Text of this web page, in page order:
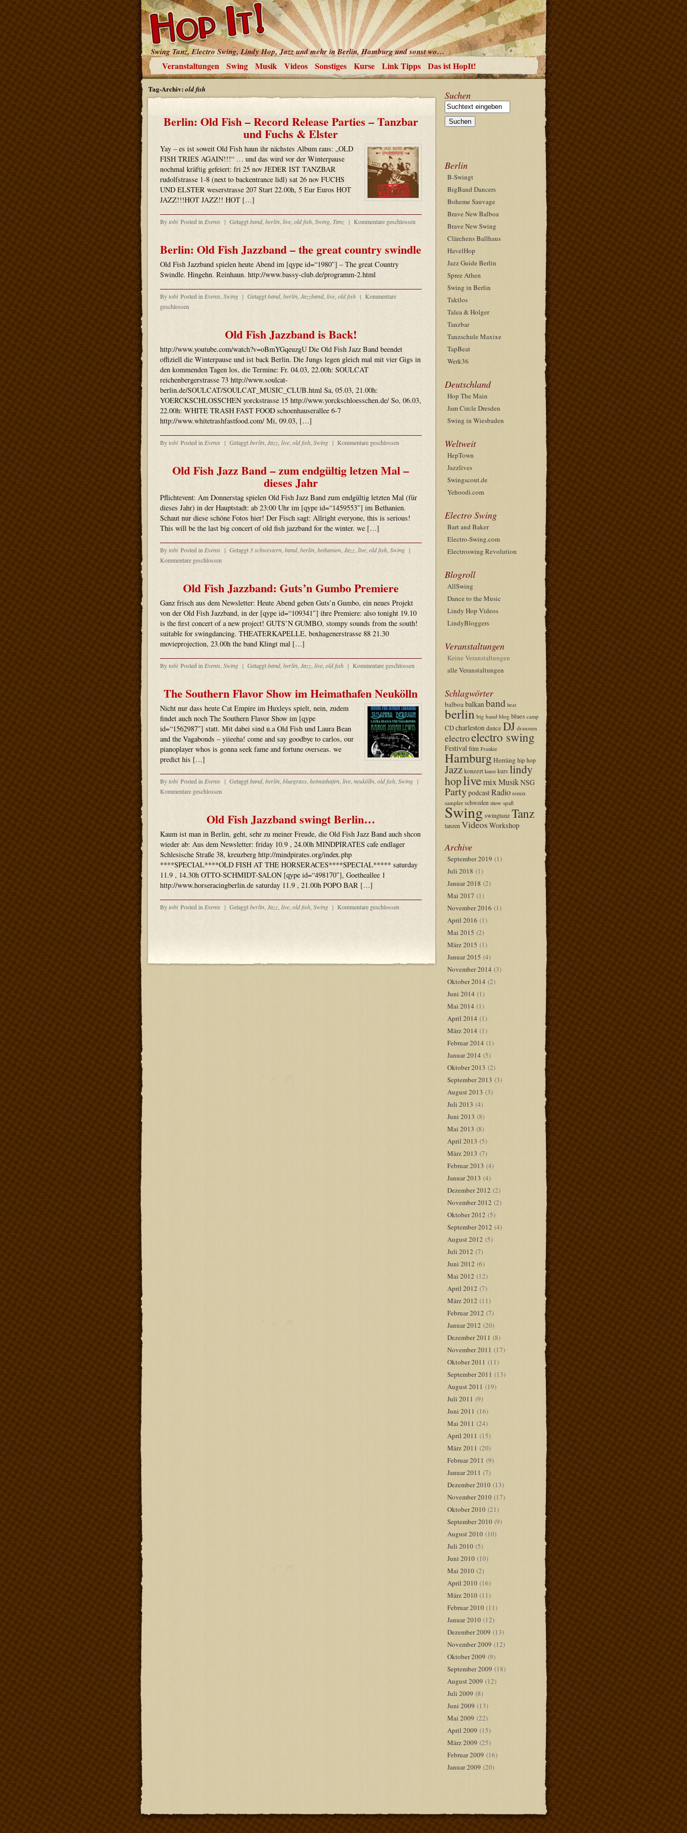
Swing Tanz, Electro Swing, Lindy Hop, Jazz und mehr in Berlin, Hamburg und sonst wo…
Veranstaltungen Swing Musik Videos Sonstiges Kurse Link Tipps Das ist HopIt!
Tag-Archiv:old fish
Berlin: Old Fish – Record Release Parties – Tanzbar
und Fuchs & Elster
Yay – es ist soweit Old Fish haun ihr nächstes Album raus: „OLD
FISH TRIES AGAIN!!!“ … und das wird vor der Winterpause
nochmal kräftig gefeiert: fri 25 nov JEDER IST TANZBAR
rudolfstrasse 1-8 (next to backentrance lidl) sat 26 nov FUCHS
UND ELSTER weserstrasse 207 Start 22.00h, 5 Eur Euros HOT
JAZZ!!!HOT JAZZ!! HOT […]
Bytobi Posted in Events | Getaggtband, berlin, live, old fish, Swing, Tanz | Kommentare geschlossen
Berlin: Old Fish Jazzband – the great country swindle
Old Fish Jazzband spielen heute Abend im [qype id=“1980″] – The great Country
Swindle. Hingehn. Reinhaun. http://www.bassy-club.de/programm-2.html
Bytobi Posted in Events, Swing | Getaggtband, berlin, Jazzband, live, old fish | Kommentare
geschlossen
Old Fish Jazzband is Back!
http://www.youtube.com/watch?v=oBmYGqeuzgU Die Old Fish Jazz Band beendet
offiziell die Winterpause und ist back Berlin. Die Jungs legen gleich mal mit vier Gigs in
den kommenden Tagen los, die Termine: Fr. 04.03, 22.00h: SOULCAT
reichenbergerstrasse 73 http://www.soulcat-
berlin.de/SOULCAT/SOULCAT_MUSIC_CLUB.html Sa, 05.03, 21.00h:
YOERCKSCHLOSSCHEN yorckstrasse 15 http://www.yorckschloesschen.de/ So, 06.03,
22.00h: WHITE TRASH FAST FOOD schoenhauserallee 6-7
http://www.whitetrashfastfood.com/ Mi, 09.03, […]
Bytobi Posted in Events | Getaggtberlin, Jazz, live, old fish, Swing | Kommentare geschlossen
Old Fish Jazz Band – zum endgültig letzen Mal –
dieses Jahr
Pflichtevent: Am Donnerstag spielen Old Fish Jazz Band zum endgültig letzten Mal (für
dieses Jahr) in der Hauptstadt: ab 23:00 Uhr im [qype id=“1459553″] im Bethanien.
Schaut nur diese schöne Fotos hier! Der Fisch sagt: Allright everyone, this is serious!
This will be the last big concert of old fish jazzband for the winter. we […]
Bytobi Posted in Events | Getaggt 3 schwestern, band, berlin, bethanien, Jazz, live, old fish, Swing |
Kommentare geschlossen
Old Fish Jazzband: Guts’n Gumbo Premiere
Ganz frisch aus dem Newsletter: Heute Abend geben Guts’n Gumbo, ein neues Projekt
von der Old Fish Jazzband, in der [qype id=“109341″] ihre Premiere: also tonight 19.10
is the first concert of a new project! GUTS’N GUMBO, stompy sounds from the south!
suitable for swingdancing. THEATERKAPELLE, boxhagenerstrasse 88 21.30
movieprojection, 23.00h the band Klingt mal […]
Bytobi Posted in Events, Swing | Getaggtband, berlin, Jazz, live, old fish | Kommentare geschlossen
The Southern Flavor Show im Heimathafen Neukölln
Nicht nur dass heute Cat Empire im Huxleys spielt, nein, zudem
findet auch noch The Southern Flavor Show im [qype
id=“1562987″] statt. Mit dabei sind u.a Old Fish und Laura Bean
and the Vagabonds – yiieeha! come and say goodbye to carlos, our
pianoplayer whos is gonna seek fame and fortune overseas. we
predict his […]
Bytobi Posted in Events | Getaggtband, berlin, bluegrass, heimathafen, live, neukölln, old fish, Swing |
Kommentare geschlossen
Old Fish Jazzband swingt Berlin…
Kaum ist man in Berlin, geht, sehr zu meiner Freude, die Old Fish Jazz Band auch shcon
wieder ab: Aus dem Newsletter: friday 10.9 , 24.00h MINDPIRATES cafe endlager
Schlesische Straße 38, kreuzberg http://mindpirates.org/index.php
****SPECIAL****OLD FISH AT THE HORSERACES****SPECIAL***** saturday
11.9 , 14.30h OTTO-SCHMIDT-SALON [qype id=“498170″], Goetheallee 1
http://www.horseracingberlin.de saturday 11.9 , 21.00h POPO BAR […]
Bytobi Posted in Events | Getaggtberlin, Jazz, live, old fish, Swing | Kommentare geschlossen
Suchen
Berlin
B-Swingt
BigBand Dancers
Boheme Sauvage
Brave New Balboa
Brave New Swing
Clärchens Ballhaus
HavelHop
Jazz Guide Berlin
Spree Athen
Swing in Berlin
Taktlos
Talea & Holger
Tanzbar
Tanzschule Maxixe
TapBeat
Werk36
Deutschland
Hop The Main
Jam Circle Dresden
Swing in Wiesbaden
Weltweit
HepTown
Jazzlives
Swingscout.de
Yehoodi.com
Electro Swing
Bart and Baker
Electro-Swing.com
Electroswing Revolution
Blogroll
AllSwing
Dance to the Music
Lindy Hop Videos
LindyBloggers
Veranstaltungen
Keine Veranstaltungen
alle Veranstaltungen
Schlagwörter
balboabalkanband beat
berlin big band blog blues camp
CDcharleston dance DJ draussen
electroelectro swing
Festival film Frankie
HamburgHerräng hip hop
Jazz konzert kunst kurs lindy
hoplivemixMusikNSG
PartypodcastRadio remix
sampler schweden show spaß
Swing swingtanzTanz
tanzenVideosWorkshop
Archive
September 2019(1)
Juli 2018(1)
Januar 2018 (2)
Mai 2017 (1)
November 2016(1)
April 2016(1)
Mai 2015 (2)
März 2015 (1)
Januar 2015(4)
November 2014(3)
Oktober 2014(2)
Juni 2014(1)
Mai 2014(1)
April 2014(1)
März 2014(1)
Februar 2014 (1)
Januar 2014 (5)
Oktober 2013 (2)
September 2013 (3)
August 2013 (3)
Juli 2013 (4)
Juni 2013(8)
Mai 2013(8)
April 2013(5)
März 2013(7)
Februar 2013 (4)
Januar 2013 (4)
Dezember 2012(2)
November 2012 (2)
Oktober 2012 (5)
September 2012(4)
August 2012(5)
Juli 2012(7)
Juni 2012(6)
Mai 2012(12)
April 2012(7)
März 2012(11)
Februar 2012(7)
Januar 2012(20)
Dezember 2011(8)
November 2011(17)
Oktober 2011 (11)
September 2011(13)
August 2011 (19)
Juli 2011(9)
Juni 2011(16)
Mai 2011 (24)
April 2011 (15)
März 2011 (20)
Februar 2011 (9)
Januar 2011 (7)
Dezember 2010(13)
November 2010(17)
Oktober 2010(21)
September 2010(9)
August 2010(10)
Juli 2010(5)
Juni 2010(10)
Mai 2010(2)
April 2010(16)
März 2010(11)
Februar 2010(11)
Januar 2010(12)
Dezember 2009 (13)
November 2009(12)
Oktober 2009 (9)
September 2009(18)
August 2009(12)
Juli 2009(8)
Juni 2009(13)
Mai 2009(22)
April 2009 (15)
März 2009(25)
Februar 2009(16)
Januar 2009 (20)